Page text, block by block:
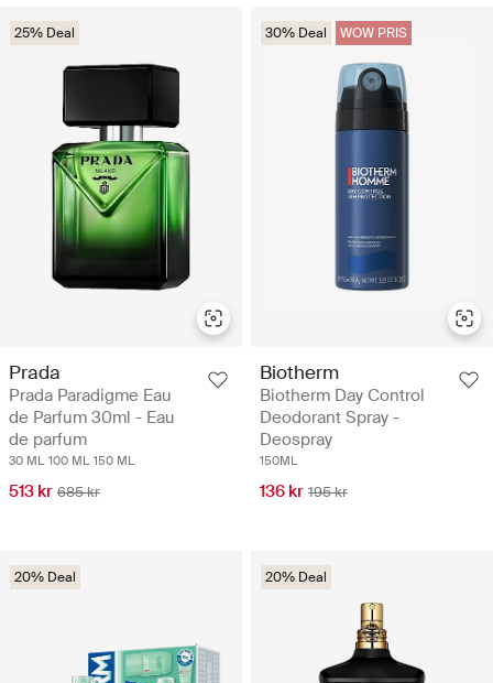
25% Deal
Prada
Prada Paradigme Eau
de Parfum 30ml - Eau
de parfum
30 ML 100 ML 150 ML
513 kr 685 kr
30% Deal WOW PRIS
Biotherm
Biotherm Day Control
Deodorant Spray -
Deospray
150ML
136 kr 195 kr
20% Deal 20% Deal